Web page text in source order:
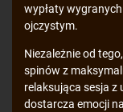
wypłaty
ojczystym.
Niezależnie od
spinów z
relaksująca sesja
dostarcza emocji